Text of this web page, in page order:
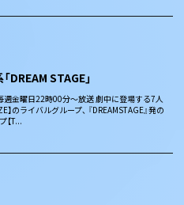
DREAM STAGE」
毎週金曜日22時00分～放送 劇中に登場する7人
】のライバルグループ、 『DREAMSTAGE』発の
【T...